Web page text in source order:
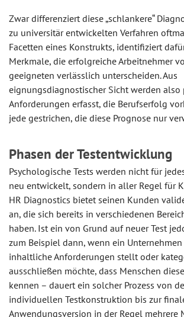
Zwar differenziert diese „schlankere“
zu universitär entwickelten Verfahren
Facetten eines Konstrukts, identifiziert
Merkmale, die erfolgreiche Arbeitnehmer
geeigneten verlässlich unterscheiden. Aus
eignungsdiagnostischer Sicht werden
Anforderungen erfasst, die Berufserfolg
jede gestrichen, die diese Prognose nur
Phasen der Testentwicklung
Psychologische Tests werden nicht für
neu entwickelt, sondern in aller Regel für
HR Diagnostics bietet seinen Kunden
an, die sich bereits in verschiedenen
haben. Ist ein von Grund auf neuer Test
zum Beispiel dann, wenn ein
inhaltliche Anforderungen stellt oder
ausschließen möchte, dass Menschen
kennen – dauert ein solcher Prozess von
individuellen Testkonstruktion bis zur
Anwendungsversion in der Regel mehrere